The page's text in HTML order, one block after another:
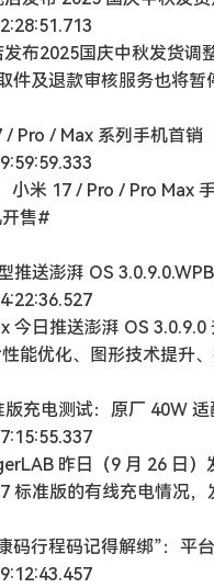
布2025国庆中秋发货
件及退款审核服务也将
Pro / Max 系列手机首销
小米 17 / Pro / Pro Max
售#
推送澎湃 OS
今日推送澎湃 OS
能优化、图形技术提
充电测试：原厂 40W
昨日（9 月 26 日
标准版的有线充电情况
码行程码记得解绑”：平